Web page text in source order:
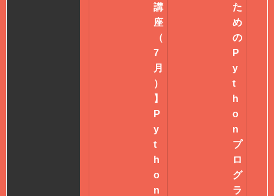
講
座
（
7
月
）
】
P
y
t
h
o
n
た
め
の
P
y
t
h
o
n
プ
ロ
グ
ラ